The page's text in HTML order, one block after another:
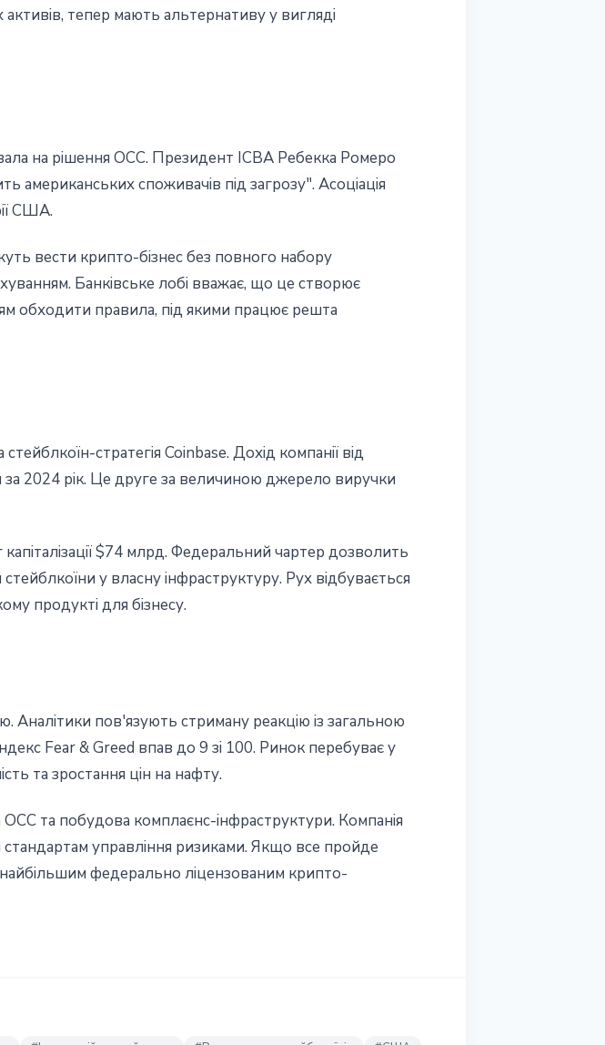
тепер мають альтернативу у вигляді
на рішення OCC. Президент ICBA Ребекка Ромеро
американських споживачів під загрозу". Асоціація
США.
вести крипто-бізнес без повного набору
Банківське лобі вважає, що це створює
обходити правила, під якими працює решта
стратегія Coinbase. Дохід компанії від
2024 рік. Це друге за величиною джерело виручки
$74 млрд. Федеральний чартер дозволить
у власну інфраструктуру. Рух відбувається
продукті для бізнесу.
Аналітики пов'язують стриману реакцію із загальною
Fear & Greed впав до 9 зі 100. Ринок перебуває у
та зростання цін на нафту.
та побудова комплаєнс-інфраструктури. Компанія
управління ризиками. Якщо все пройде
федерально ліцензованим крипто-